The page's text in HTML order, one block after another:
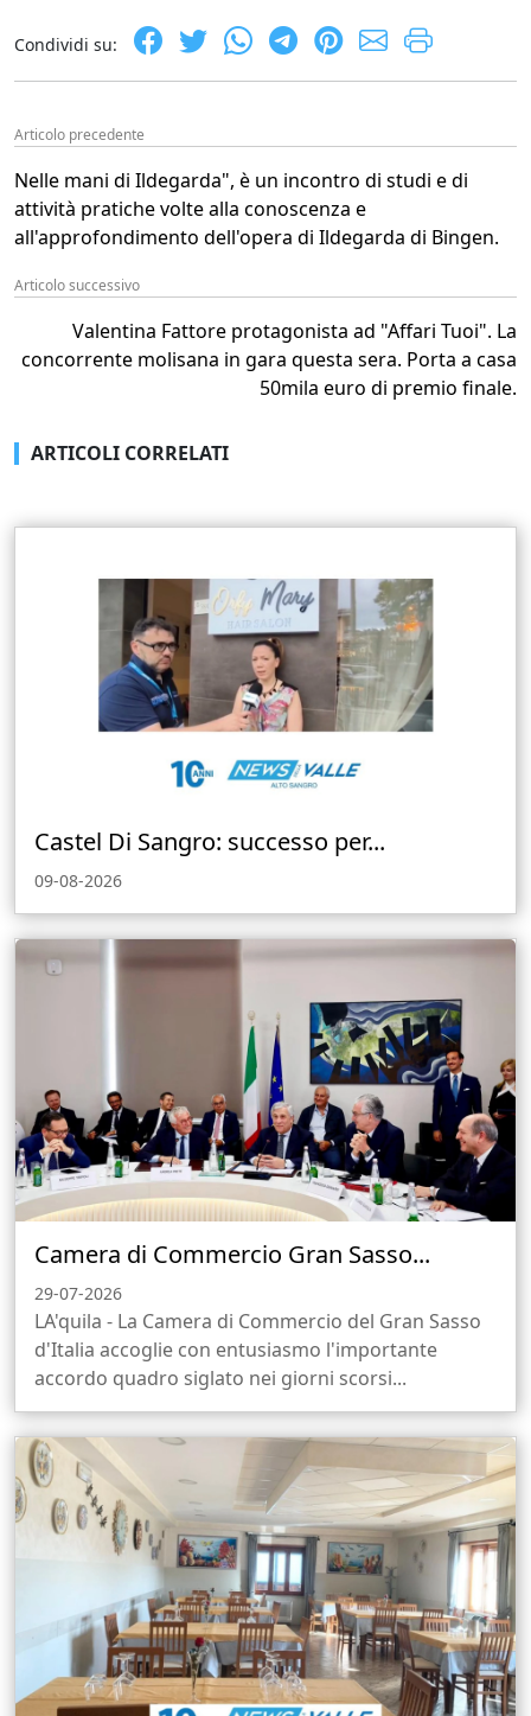
Condividi su:
Articolo precedente
Nelle mani di Ildegarda", è un incontro di studi e di
attività pratiche volte alla conoscenza e
all'approfondimento dell'opera di Ildegarda di Bingen.
Articolo successivo
Valentina Fattore protagonista ad "Affari Tuoi". La
concorrente molisana in gara questa sera. Porta a casa
50mila euro di premio finale.
ARTICOLI CORRELATI
Castel Di Sangro: successo per...
09-08-2026
Camera di Commercio Gran Sasso...
29-07-2026
LA'quila - La Camera di Commercio del Gran Sasso
d'Italia accoglie con entusiasmo l'importante
accordo quadro siglato nei giorni scorsi...